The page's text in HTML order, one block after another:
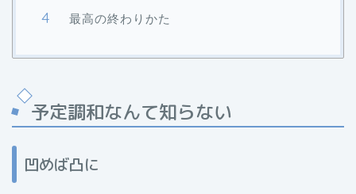
最高の終わりかた
予定調和なんて知らない
凹めば凸に